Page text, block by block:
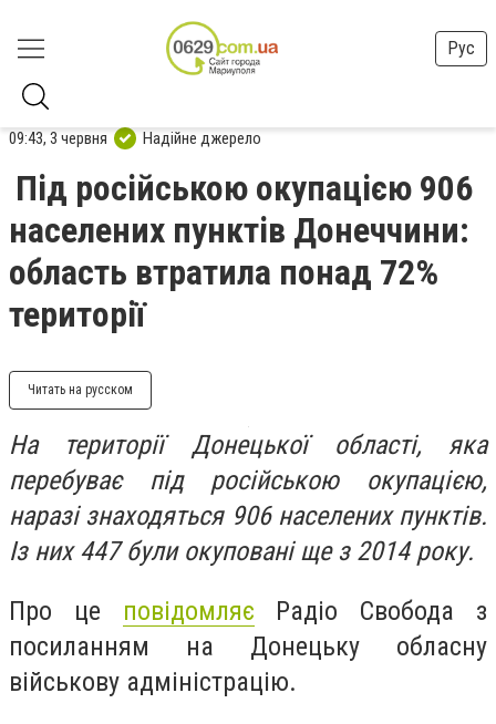
Рус
09:43, 3 червня Надійне джерело
Під російською окупацією 906
населених пунктів Донеччини:
область втратила понад 72%
території
Читать на русском
На території Донецької області, яка
перебуває під російською окупацією,
наразі знаходяться 906 населених пунктів.
Із них 447 були окуповані ще з 2014 року.
Про це повідомляє Радіо Свобода з
посиланням на Донецьку обласну
військову адміністрацію.